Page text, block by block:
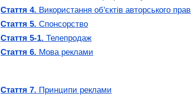
Стаття 4. Використання об'єктів авторського
Стаття 5. Спонсорство
Стаття 5-1. Телепродаж
Стаття 6. Мова реклами
Стаття 7. Принципи реклами